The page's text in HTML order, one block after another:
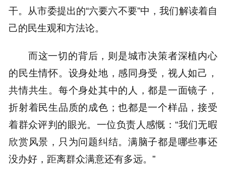
干。从市委提出的“六要六不要”中，我们解读着自
己的民生观和方法论。
而这一切的背后，则是城市决策者深植内心
的民生情怀。设身处地，感同身受，视人如己，
共情共生。每个身处其中的人，都是一面镜子，
折射着民生品质的成色；也都是一个样品，接受
着群众评判的眼光。一位负责人感慨：“我们无暇
欣赏风景，只为问题纠结。满脑子都是哪些事还
没办好，距离群众满意还有多远。”